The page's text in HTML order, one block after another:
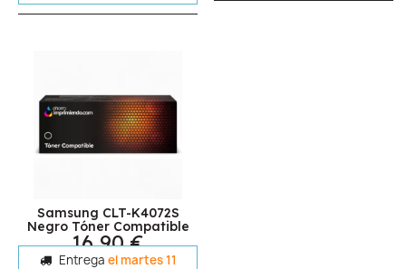
Samsung CLT-K4072S
Negro Tóner Compatible
16,90 €
Entrega el martes 11